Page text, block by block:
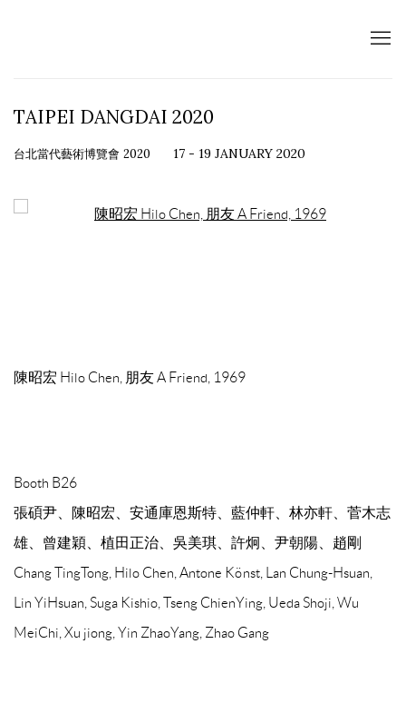
TAIPEI DANGDAI 2020
台北當代藝術博覽會 2020 17 - 19 JANUARY 2020
Open a larger version of the following image in a popup:
陳昭宏 Hilo Chen 朋友 A Friend 1969
Booth B26
張碩尹、陳昭宏、安通庫恩斯特、藍仲軒、林亦軒、菅木志
雄、曾建穎、植田正治、吳美琪、許炯、尹朝陽、趙剛
Chang TingTong, Hilo Chen, Antone Könst, Lan Chung-Hsuan,
Lin YiHsuan, Suga Kishio, Tseng ChienYing, Ueda Shoji, Wu
MeiChi, Xu jiong, Yin ZhaoYang, Zhao Gang